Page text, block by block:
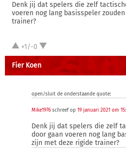
Denk jij dat spelers die zelf
voeren nog lang basisspeler
trainer?
+1/-0
Fier Koen
open/sluit de onderstaande quote:
Mike1976 schreef op 19 januari 2021 om
Denk jij dat spelers die zelf
door gaan voeren nog lang
zijn met deze rigide trainer?